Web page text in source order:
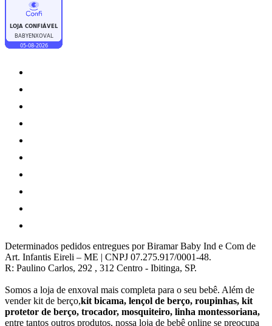
Determinados pedidos entregues por Biramar Baby Ind e Com de
Art. Infantis Eireli – ME | CNPJ 07.275.917/0001-48.
R: Paulino Carlos, 292 , 312 Centro - Ibitinga, SP.
Somos a loja de enxoval mais completa para o seu bebê. Além de
vender kit de berço,kit bicama, lençol de berço, roupinhas, kit
protetor de berço, trocador, mosquiteiro, linha montessoriana,
entre tantos outros produtos, nossa loja de bebê online se preocupa